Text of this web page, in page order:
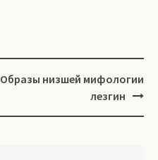
Образы низшей мифологии
лезгин